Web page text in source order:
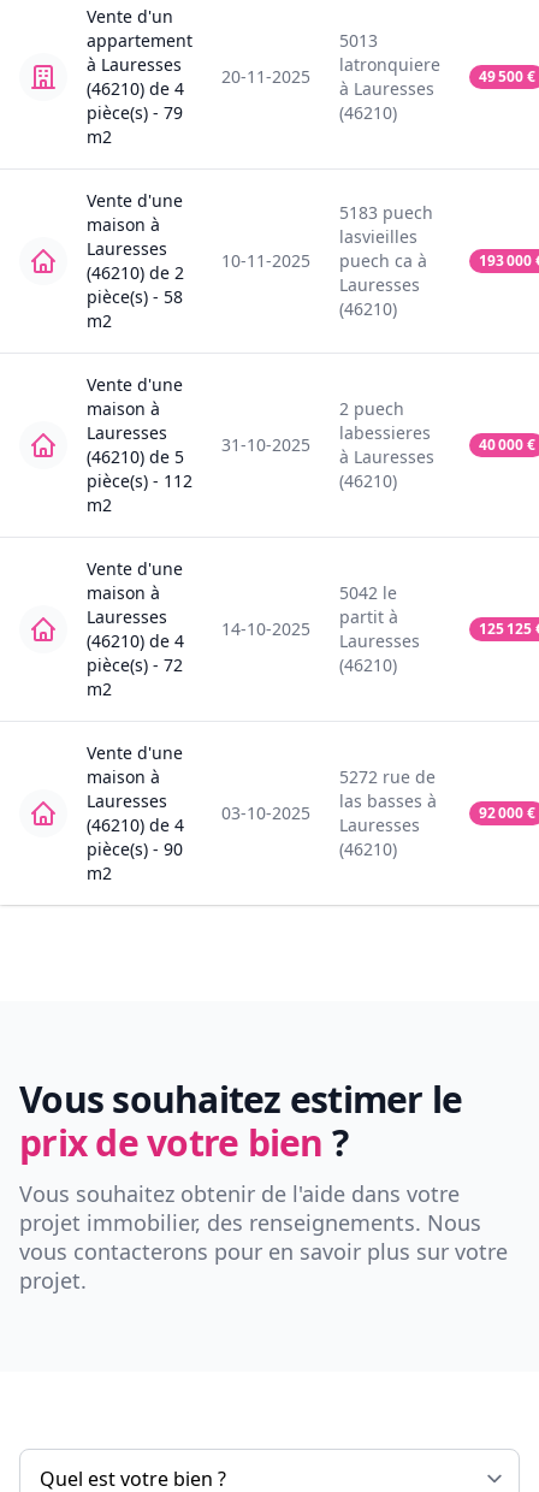
Vente d'un
appartement
à Lauresses
(46210) de 4
pièce(s) - 79
m2
20-11-2025
5013
latronquiere
à Lauresses
(46210)
49 500€
Vente d'une
maison à
Lauresses
(46210) de 2
pièce(s) - 58
m2
10-11-2025
5183 puech
lasvieilles
puech ca à
Lauresses
(46210)
193 000
Vente d'une
maison à
Lauresses
(46210) de 5
pièce(s) - 112
m2
31-10-2025
2 puech
labessieres
à Lauresses
(46210)
40 000€
Vente d'une
maison à
Lauresses
(46210) de 4
pièce(s) - 72
m2
14-10-2025
5042 le
partit à
Lauresses
(46210)
125 125
Vente d'une
maison à
Lauresses
(46210) de 4
pièce(s) - 90
m2
03-10-2025
5272 rue de
las basses à
Lauresses
(46210)
92 000€
Vous souhaitez estimer le
prix de votre bien ?
Vous souhaitez obtenir de l'aide dans votre
projet immobilier, des renseignements. Nous
vous contacterons pour en savoir plus sur votre
projet.